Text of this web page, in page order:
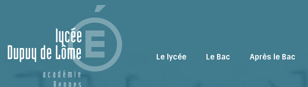
Le lycée Le Bac Après le Bac